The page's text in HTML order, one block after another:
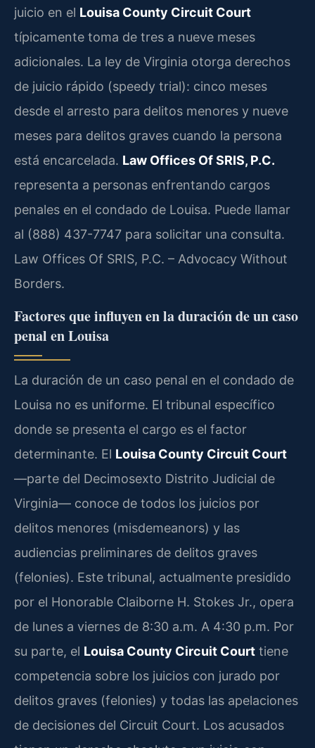
juicio en el Louisa County Circuit Court
típicamente toma de tres a nueve meses
adicionales. La ley de Virginia otorga derechos
de juicio rápido (speedy trial): cinco meses
desde el arresto para delitos menores y nueve
meses para delitos graves cuando la persona
está encarcelada. Law Offices Of SRIS, P.C.
representa a personas enfrentando cargos
penales en el condado de Louisa. Puede llamar
al (888) 437-7747 para solicitar una consulta.
Law Offices Of SRIS, P.C. – Advocacy Without
Borders.
Factores que influyen en la duración de un caso
penal en Louisa
La duración de un caso penal en el condado de
Louisa no es uniforme. El tribunal específico
donde se presenta el cargo es el factor
determinante. El Louisa County Circuit Court
—parte del Decimosexto Distrito Judicial de
Virginia— conoce de todos los juicios por
delitos menores (misdemeanors) y las
audiencias preliminares de delitos graves
(felonies). Este tribunal, actualmente presidido
por el Honorable Claiborne H. Stokes Jr., opera
de lunes a viernes de 8:30 a.m. A 4:30 p.m. Por
su parte, el Louisa County Circuit Court tiene
competencia sobre los juicios con jurado por
delitos graves (felonies) y todas las apelaciones
de decisiones del Circuit Court. Los acusados